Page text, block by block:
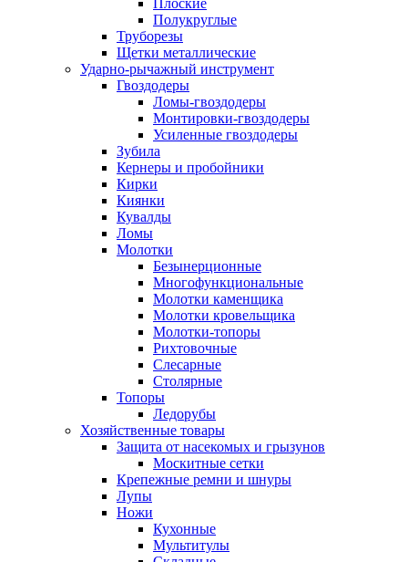
Плоские
Полукруглые
Труборезы
Щетки металлические
Ударно-рычажный инструмент
Гвоздодеры
Ломы-гвоздодеры
Монтировки-гвоздодеры
Усиленные гвоздодеры
Зубила
Кернеры и пробойники
Кирки
Киянки
Кувалды
Ломы
Молотки
Безынерционные
Многофункциональные
Молотки каменщика
Молотки кровельщика
Молотки-топоры
Рихтовочные
Слесарные
Столярные
Топоры
Ледорубы
Хозяйственные товары
Защита от насекомых и грызунов
Москитные сетки
Крепежные ремни и шнуры
Лупы
Ножи
Кухонные
Мультитулы